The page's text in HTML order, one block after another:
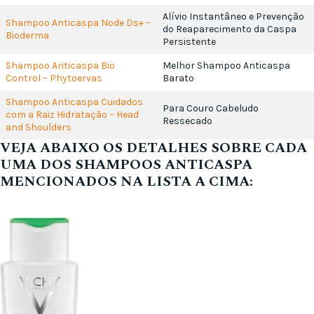
Shampoo Anticaspa Node Ds+ –
Bioderma
Alívio Instantâneo e Prevenção
do Reaparecimento da Caspa
Persistente
Shampoo Anticaspa Bio
Control – Phytoervas
Melhor Shampoo Anticaspa
Barato
Shampoo Anticaspa Cuidados
com a Raiz Hidratação – Head
and Shoulders
Para Couro Cabeludo
Ressecado
VEJA ABAIXO OS DETALHES SOBRE CADA
UMA DOS SHAMPOOS ANTICASPA
MENCIONADOS NA LISTA A CIMA: